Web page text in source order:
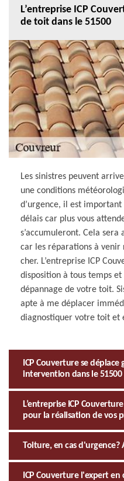
L’entreprise ICP
de toit dans le 51500
Les sinistres peuvent
une conditions
d’urgence, il est important
délais car plus vous
s’accumuleront. Cela sera
car les réparations à venir
cher. L’entreprise ICP
disposition à tous temps
dépannage de votre toit.
apte à me déplacer
diagnostiquer votre toit et
ICP Couverture se
intervention dans le 51500
L’entreprise ICP
pour la réalisation de vos
Toiture, en cas d'urgence?
ICP Couverture l'expert